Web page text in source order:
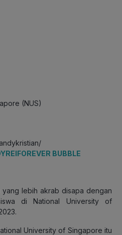
(NUS)
BUBBLE
yang lebih akrab disapa dengan
di National University of
University of Singapore itu